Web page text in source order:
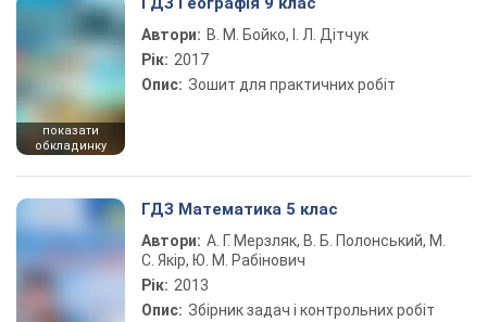
показати
обкладинку
Автори: В. М. Бойко, І. Л. Дітчук
Рік: 2017
Опис: Зошит для практичних робіт
ГДЗ Математика 5 клас
Автори: А. Г. Мерзляк, В. Б. Полонський, М.
С. Якір, Ю. М. Рабінович
Рік: 2013
Опис: Збірник задач і контрольних робіт